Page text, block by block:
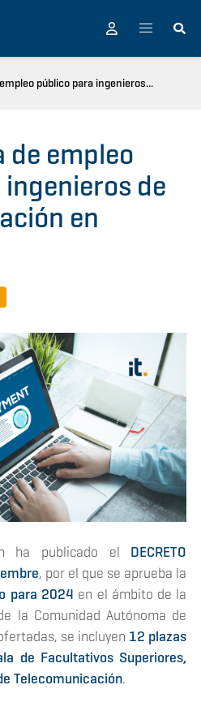
público para ingenieros...
de empleo
de
en
ha publicado el DECRETO
, por el que se aprueba la
para 2024 en el ámbito de la
la Comunidad Autónoma de
se incluyen 12 plazas
de Facultativos Superiores,
Telecomunicación.